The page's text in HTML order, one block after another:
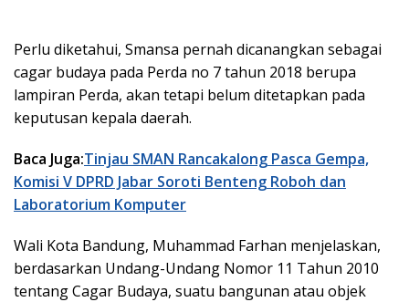
Perlu diketahui, Smansa pernah dicanangkan sebagai
cagar budaya pada Perda no 7 tahun 2018 berupa
lampiran Perda, akan tetapi belum ditetapkan pada
keputusan kepala daerah.
Baca Juga:Tinjau SMAN Rancakalong Pasca Gempa,
Komisi V DPRD Jabar Soroti Benteng Roboh dan
Laboratorium Komputer
Wali Kota Bandung, Muhammad Farhan menjelaskan,
berdasarkan Undang-Undang Nomor 11 Tahun 2010
tentang Cagar Budaya, suatu bangunan atau objek